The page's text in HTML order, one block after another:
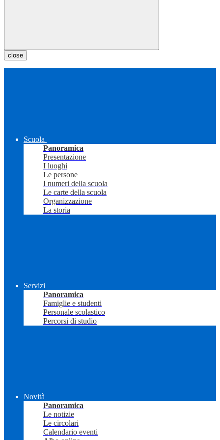
close
Scuola
Panoramica
Presentazione
I luoghi
Le persone
I numeri della scuola
Le carte della scuola
Organizzazione
La storia
Servizi
Panoramica
Famiglie e studenti
Personale scolastico
Percorsi di studio
Novità
Panoramica
Le notizie
Le circolari
Calendario eventi